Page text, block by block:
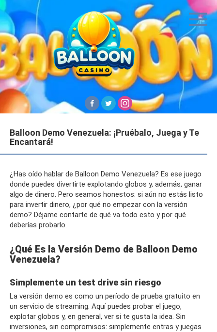
to
content
Balloon Demo Venezuela: ¡Pruébalo, Juega y Te
Encantará!
¿Has oído hablar de Balloon Demo Venezuela? Es ese juego
donde puedes divertirte explotando globos y, además, ganar
algo de dinero. Pero seamos honestos: si aún no estás listo
para invertir dinero, ¿por qué no empezar con la versión
demo? Déjame contarte de qué va todo esto y por qué
deberías probarlo.
¿Qué Es la Versión Demo de Balloon Demo
Venezuela?
Simplemente un test drive sin riesgo
La versión demo es como un período de prueba gratuito en
un servicio de streaming. Aquí puedes probar el juego,
explotar globos y, en general, ver si te gusta la idea. Sin
inversiones, sin compromisos: simplemente entras y juegas